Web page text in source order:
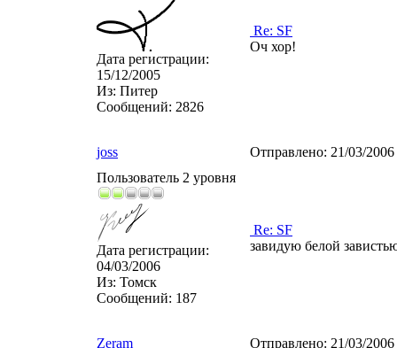
Дата регистрации:
15/12/2005
Из: Питер
Сообщений: 2826
Re: SF
Оч хор!
joss Отправлено: 21/03/
Пользователь 2 уровня
Дата регистрации:
04/03/2006
Из: Томск
Сообщений: 187
Re: SF
завидую белой
Zeram Отправлено: 21/03/